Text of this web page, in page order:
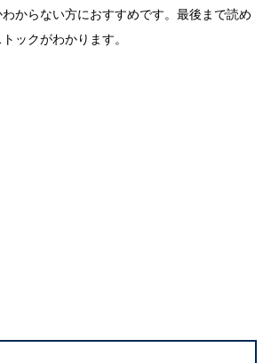
からない方におすすめです。最後まで読め
ックがわかります。